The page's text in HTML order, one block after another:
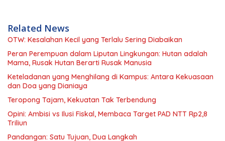
Related News
OTW: Kesalahan Kecil yang Terlalu Sering Diabaikan
Peran Perempuan dalam Liputan Lingkungan: Hutan adalah
Mama, Rusak Hutan Berarti Rusak Manusia
Keteladanan yang Menghilang di Kampus: Antara Kekuasaan
dan Doa yang Dianiaya
Teropong Tajam, Kekuatan Tak Terbendung
Opini: Ambisi vs Ilusi Fiskal, Membaca Target PAD NTT Rp2,8
Triliun
Pandangan: Satu Tujuan, Dua Langkah